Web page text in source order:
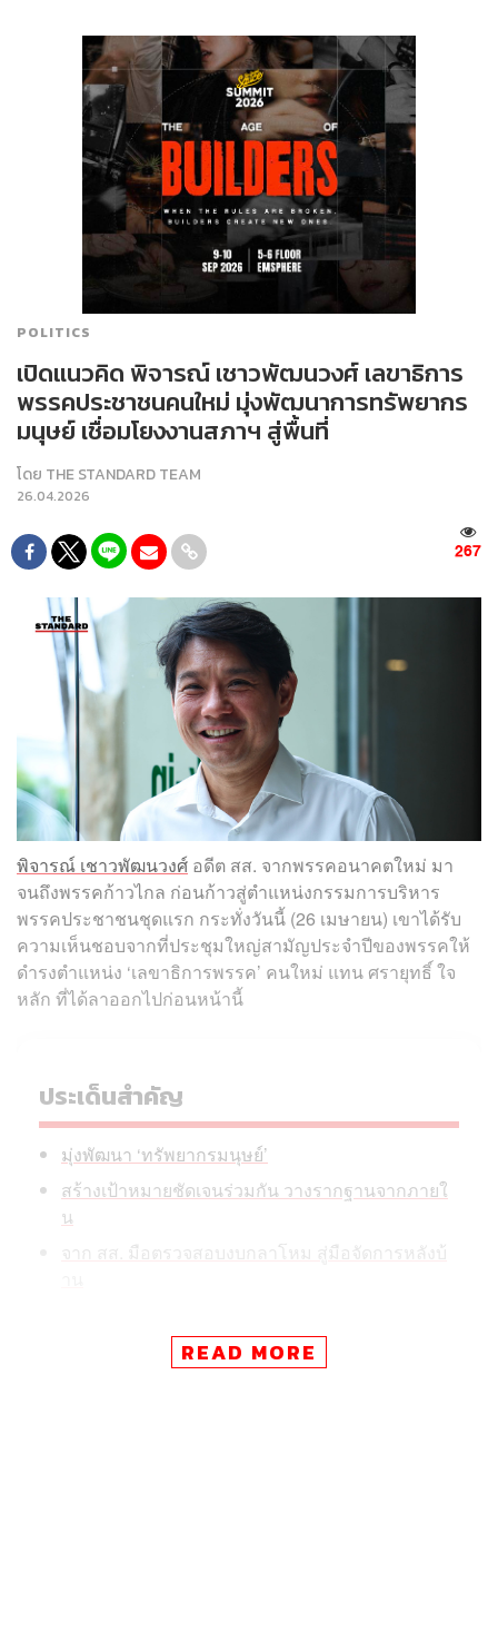
POLITICS
เปิดแนวคิด พิจารณ์ เชาวพัฒนวงศ์ เลขาธิการ
พรรคประชาชนคนใหม่ มุ่งพัฒนาการทรัพยากร
มนุษย์ เชื่อมโยงงานสภาฯ สู่พื้นที่
โดย THE STANDARD TEAM
26.04.2026
267
พิจารณ์ เชาวพัฒนวงศ์ อดีต สส. จากพรรคอนาคตใหม่ มา
จนถึงพรรคก้าวไกล ก่อนก้าวสู่ตำแหน่งกรรมการบริหาร
พรรคประชาชนชุดแรก กระทั่งวันนี้ (26 เมษายน) เขาได้รับ
ความเห็นชอบจากที่ประชุมใหญ่สามัญประจำปีของพรรคให้
ดำรงตำแหน่ง ‘เลขาธิการพรรค’ คนใหม่ แทน ศรายุทธิ์ ใจ
หลัก ที่ได้ลาออกไปก่อนหน้านี้
ประเด็นสำคัญ
มุ่งพัฒนา ‘ทรัพยากรมนุษย์’
สร้างเป้าหมายชัดเจนร่วมกัน วางรากฐานจากภายใ
น
จาก สส. มือตรวจสอบงบกลาโหม สู่มือจัดการหลังบ้
READ MORE